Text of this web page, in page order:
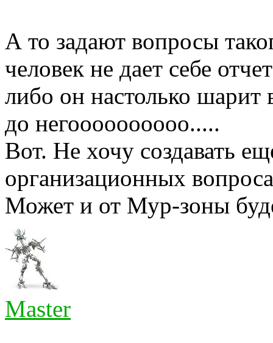
А то задают вопросы
человек не дает себе
либо он настолько шарит
до негоооооооооо.....
Вот. Не хочу создавать
организационных
Может и от Мур-зоны
Master